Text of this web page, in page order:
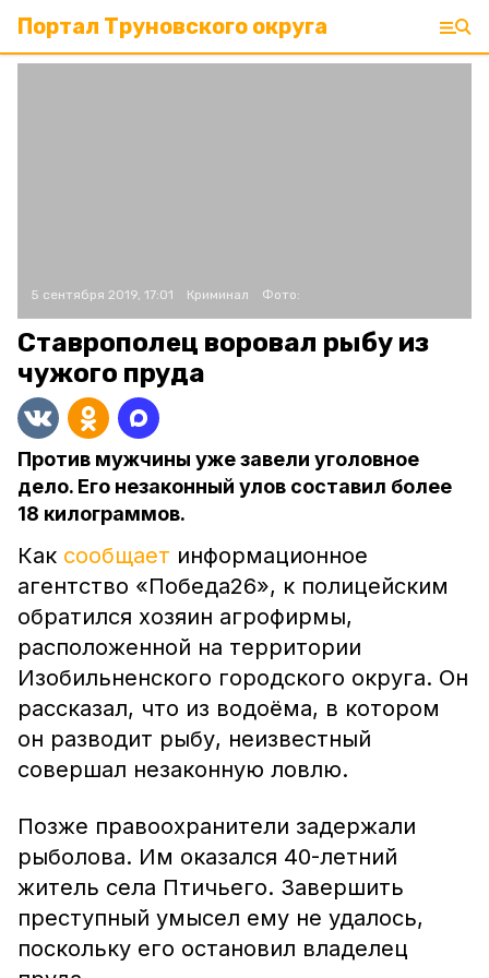
Портал Труновского округа
5 сентября 2019, 17:01 Криминал Фото:
Ставрополец воровал рыбу из
чужого пруда
Против мужчины уже завели уголовное
дело. Его незаконный улов составил более
18 килограммов.
Как сообщает информационное
агентство «Победа26», к полицейским
обратился хозяин агрофирмы,
расположенной на территории
Изобильненского городского округа. Он
рассказал, что из водоёма, в котором
он разводит рыбу, неизвестный
совершал незаконную ловлю.
Позже правоохранители задержали
рыболова. Им оказался 40-летний
житель села Птичьего. Завершить
преступный умысел ему не удалось,
поскольку его остановил владелец